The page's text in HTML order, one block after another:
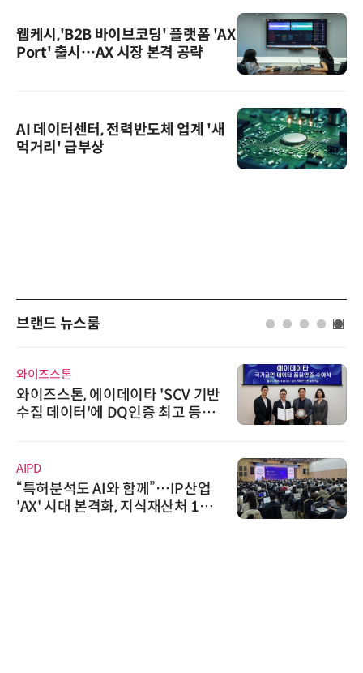
웹케시,'B2B 바이브코딩' 플랫폼 'AX
Port' 출시…AX 시장 본격 공략
AI 데이터센터, 전력반도체 업계 '새
먹거리' 급부상
브랜드 뉴스룸
와이즈스톤
와이즈스톤, 에이데이타 'SCV 기반
수집 데이터'에 DQ인증 최고 등급
AIPD
“특허분석도 AI와 함께”…IP산업
'AX' 시대 본격화, 지식재산처 1호